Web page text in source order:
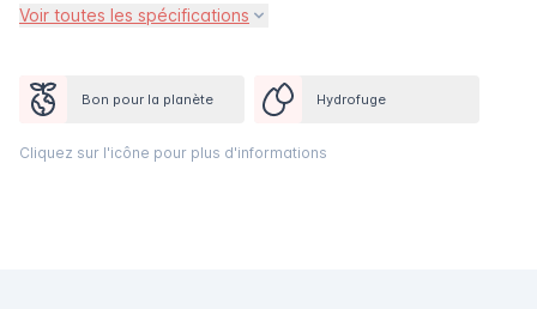
Voir toutes les spécifications
Bon pour la planète Hydrofuge
Cliquez sur l'icône pour plus d'informations